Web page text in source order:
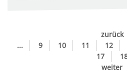
zurück
...
9 10 11 12
17
weiter